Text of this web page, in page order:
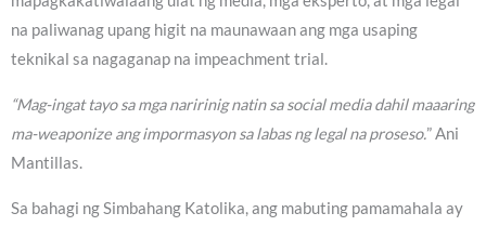
na paliwanag upang higit na maunawaan ang mga usaping
teknikal sa nagaganap na impeachment trial.
“Mag-ingat tayo sa mga naririnig natin sa social media dahil maaaring
ma-weaponize ang impormasyon sa labas ng legal na proseso.” Ani
Mantillas.
Sa bahagi ng Simbahang Katolika, ang mabuting pamamahala ay